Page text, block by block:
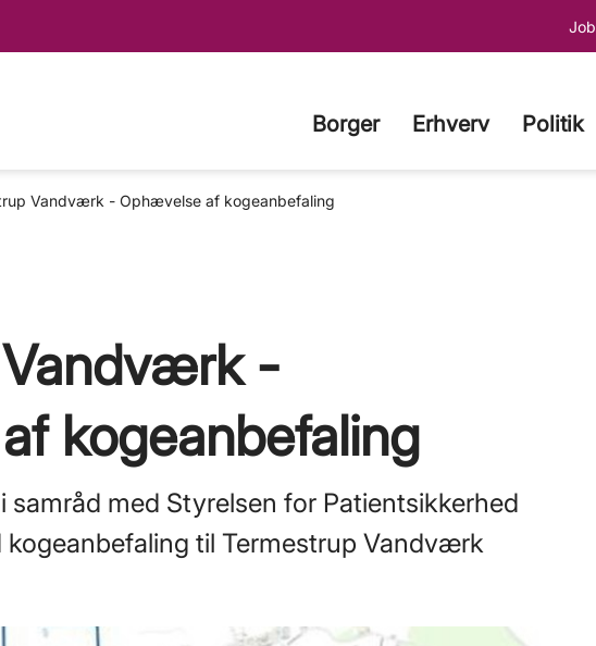
Job
Borger Erhverv Politik
Vandværk - Ophævelse af kogeanbefaling
-
kogeanbefaling
samråd med Styrelsen for Patientsikkerhed
til Termestrup Vandværk